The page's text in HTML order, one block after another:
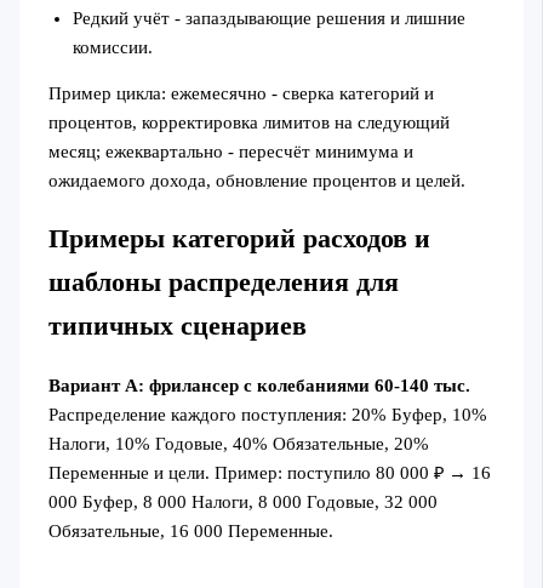
Редкий учёт - запаздывающие решения и лишние
комиссии.
Пример цикла: ежемесячно - сверка категорий и
процентов, корректировка лимитов на следующий
месяц; ежеквартально - пересчёт минимума и
ожидаемого дохода, обновление процентов и целей.
Примеры категорий расходов и
шаблоны распределения для
типичных сценариев
Вариант A: фрилансер с колебаниями 60-140 тыс.
Распределение каждого поступления: 20% Буфер, 10%
Налоги, 10% Годовые, 40% Обязательные, 20%
Переменные и цели. Пример: поступило 80 000 ₽ → 16
000 Буфер, 8 000 Налоги, 8 000 Годовые, 32 000
Обязательные, 16 000 Переменные.